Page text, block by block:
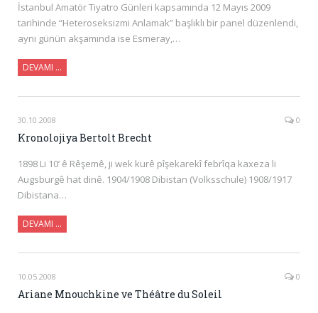
İstanbul Amatör Tiyatro Günleri kapsamında 12 Mayıs 2009
tarihinde “Heteroseksizmi Anlamak” başlıklı bir panel düzenlendi,
aynı günün akşamında ise Esmeray,…
DEVAMI …
30.10.2008 0
Kronolojiya Bertolt Brecht
1898 Li 10’ ê Rêşemê, ji wek kurê pîşekarekî febrîqa kaxeza li
Augsburgê hat dinê. 1904/1908 Dibistan (Volksschule) 1908/1917
Dibistana…
DEVAMI …
10.05.2008 0
Ariane Mnouchkine ve Théâtre du Soleil